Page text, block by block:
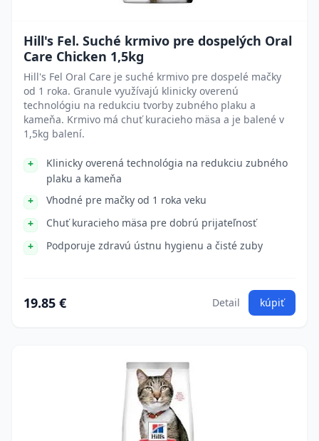
Hill's Fel. Suché krmivo pre dospelých Oral
Care Chicken 1,5kg
Hill's Fel Oral Care je suché krmivo pre dospelé mačky
od 1 roka. Granule využívajú klinicky overenú
technológiu na redukciu tvorby zubného plaku a
kameňa. Krmivo má chuť kuracieho mäsa a je balené v
1,5kg balení.
Klinicky overená technológia na redukciu zubného
plaku a kameňa
Vhodné pre mačky od 1 roka veku
Chuť kuracieho mäsa pre dobrú prijateľnosť
Podporuje zdravú ústnu hygienu a čisté zuby
19.85 € Detail kúpiť